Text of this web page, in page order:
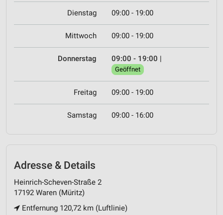
Dienstag 09:00 - 19:00
Mittwoch 09:00 - 19:00
Donnerstag 09:00 - 19:00 |
Geöffnet
Freitag 09:00 - 19:00
Samstag 09:00 - 16:00
Adresse & Details
Heinrich-Scheven-Straße 2
17192 Waren (Müritz)
Entfernung 120,72 km (Luftlinie)